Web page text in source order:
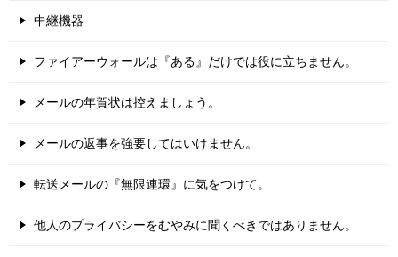
中継機器
ファイアーウォールは『ある』だけでは役に立ちません。
メールの年賀状は控えましょう。
メールの返事を強要してはいけません。
転送メールの『無限連環』に気をつけて。
他人のプライバシーをむやみに聞くべきではありません。